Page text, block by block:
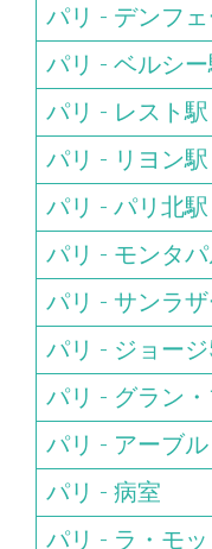
パリ - デンフ
パリ - ベルシ
パリ - レスト駅
パリ - リヨン駅
パリ - パリ北駅
パリ - モンタ
パリ - サンラ
パリ - ジョー
パリ - グラン
パリ - アーブ
パリ - 病室
パリ - ラ・モ